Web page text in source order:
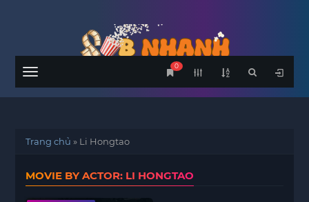
Menu
0
Trang chủ » Li Hongtao
MOVIE BY ACTOR: LI HONGTAO